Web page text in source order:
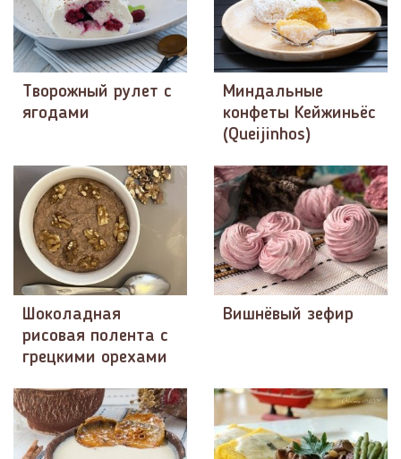
Творожный рулет с
ягодами
Миндальные
конфеты Кейжиньёс
(Queijinhos)
Шоколадная
рисовая полента с
грецкими орехами
Вишнёвый зефир